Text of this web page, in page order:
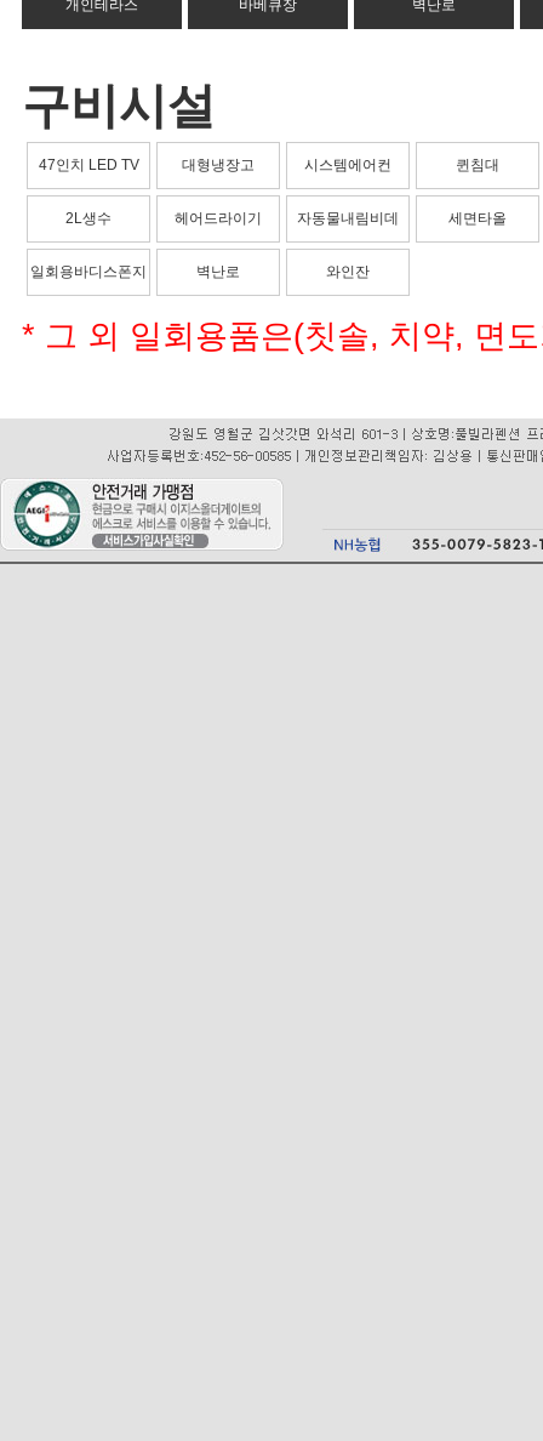
개인테라스 바베큐장 벽난로
구비시설
47인치 LED TV 대형냉장고 시스템에어컨 퀸침대
2L생수 헤어드라이기 자동물내림비데 세면타올
일회용바디스폰지 벽난로 와인잔
* 그 외 일회용품은(칫솔, 치약, 면